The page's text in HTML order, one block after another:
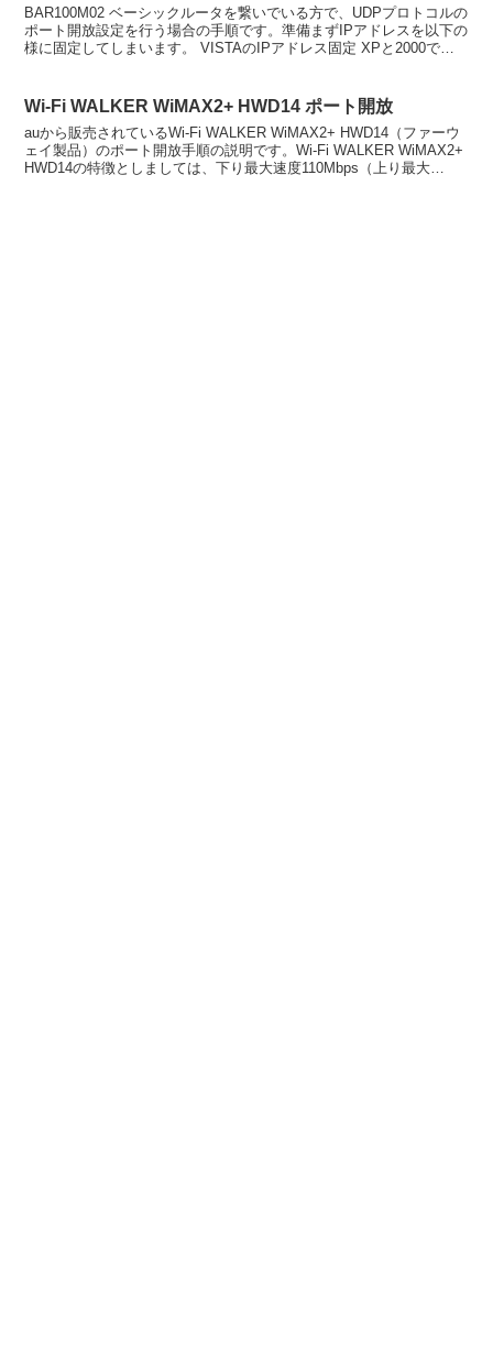
BAR100M02 ベーシックルータを繋いでいる方で、UDPプロトコルの
ポート開放設定を行う場合の手順です。準備まずIPアドレスを以下の
様に固定してしまいます。 VISTAのIPアドレス固定 XPと2000での
Wi-Fi WALKER WiMAX2+ HWD14 ポート開放
auから販売されているWi-Fi WALKER WiMAX2+ HWD14（ファーウ
ェイ製品）のポート開放手順の説明です。Wi-Fi WALKER WiMAX2+
HWD14の特徴としましては、下り最大速度110Mbps（上り最大